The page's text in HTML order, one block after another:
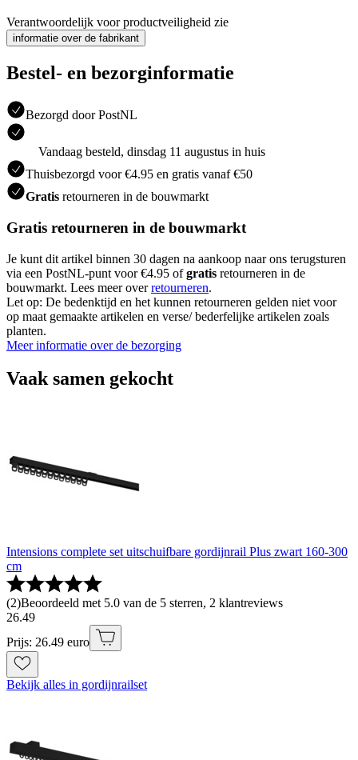
Verantwoordelijk voor productveiligheid zie
informatie over de fabrikant
Bestel- en bezorginformatie
Bezorgd door PostNL
Vandaag besteld, dinsdag 11 augustus in huis
Thuisbezorgd voor €4.95 en gratis vanaf €50
Gratis retourneren in de bouwmarkt
Gratis retourneren in de bouwmarkt
Je kunt dit artikel binnen 30 dagen na aankoop naar ons terugsturen
via een PostNL-punt voor €4.95 ofgratis retourneren in de
bouwmarkt. Lees meer overretourneren.
Let op: De bedenktijd en het kunnen retourneren gelden niet voor
op maat gemaakte artikelen en verse/ bederfelijke artikelen zoals
planten.
Meer informatie over de bezorging
Vaak samen gekocht
Intensions complete set uitschuifbare gordijnrail Plus zwart 160-300
cm
(2)Beoordeeld met 5.0 van de 5 sterren, 2 klantreviews
26.49
Prijs: 26.49 euro
Bekijk alles in gordijnrailset